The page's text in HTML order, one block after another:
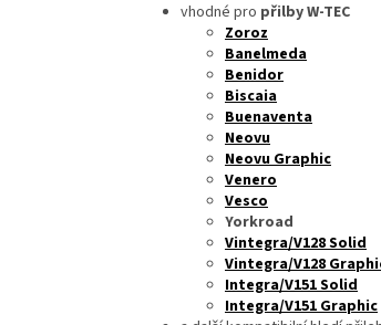
vhodné pro přilby W-TEC
Zoroz
Banelmeda
Benidor
Biscaia
Buenaventa
Neovu
Neovu Graphic
Venero
Vesco
Yorkroad
Vintegra/V128 Solid
Vintegra/V128
Integra/V151 Solid
Integra/V151 Graphic